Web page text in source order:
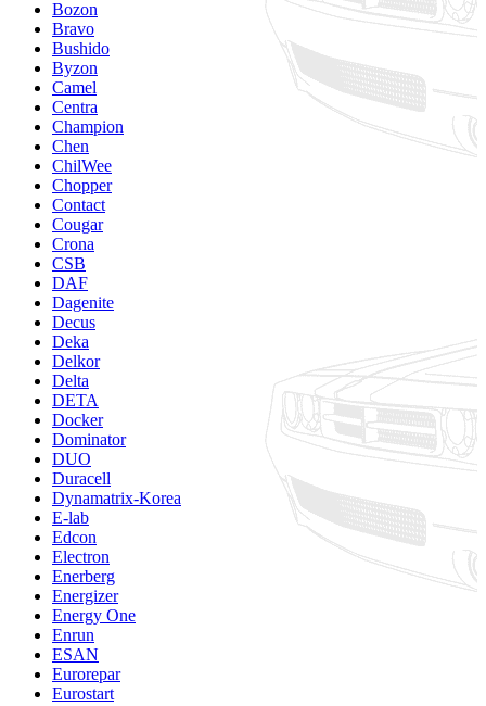
Bozon
Bravo
Bushido
Byzon
Camel
Centra
Champion
Chen
ChilWee
Chopper
Contact
Cougar
Crona
CSB
DAF
Dagenite
Decus
Deka
Delkor
Delta
DETA
Docker
Dominator
DUO
Duracell
Dynamatrix-Korea
E-lab
Edcon
Electron
Enerberg
Energizer
Energy One
Enrun
ESAN
Eurorepar
Eurostart